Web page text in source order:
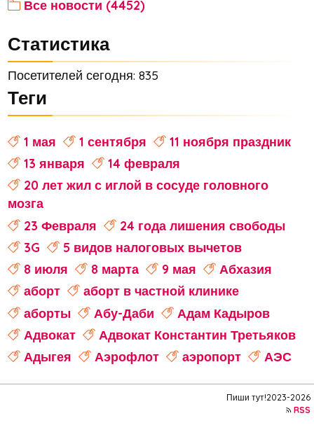
Все новости (4452)
Статистика
Посетителей сегодня: 835
Теги
1 мая 1 сентября
11 ноября праздник
13 января
14 февраля
20 лет жил с иглой в сосуде головного
мозга
23 Февраля
24 года лишения свободы
3G
5 видов налоговых вычетов
8 июля
8 марта 9 мая
Абхазия
аборт
аборт в частной клинике
аборты
Абу-Даби
Адам Кадыров
Адвокат
Адвокат Константин Третьяков
Адыгея
Аэрофлот аэропорт
АЭС
Пиши тут!2023-2026
RSS